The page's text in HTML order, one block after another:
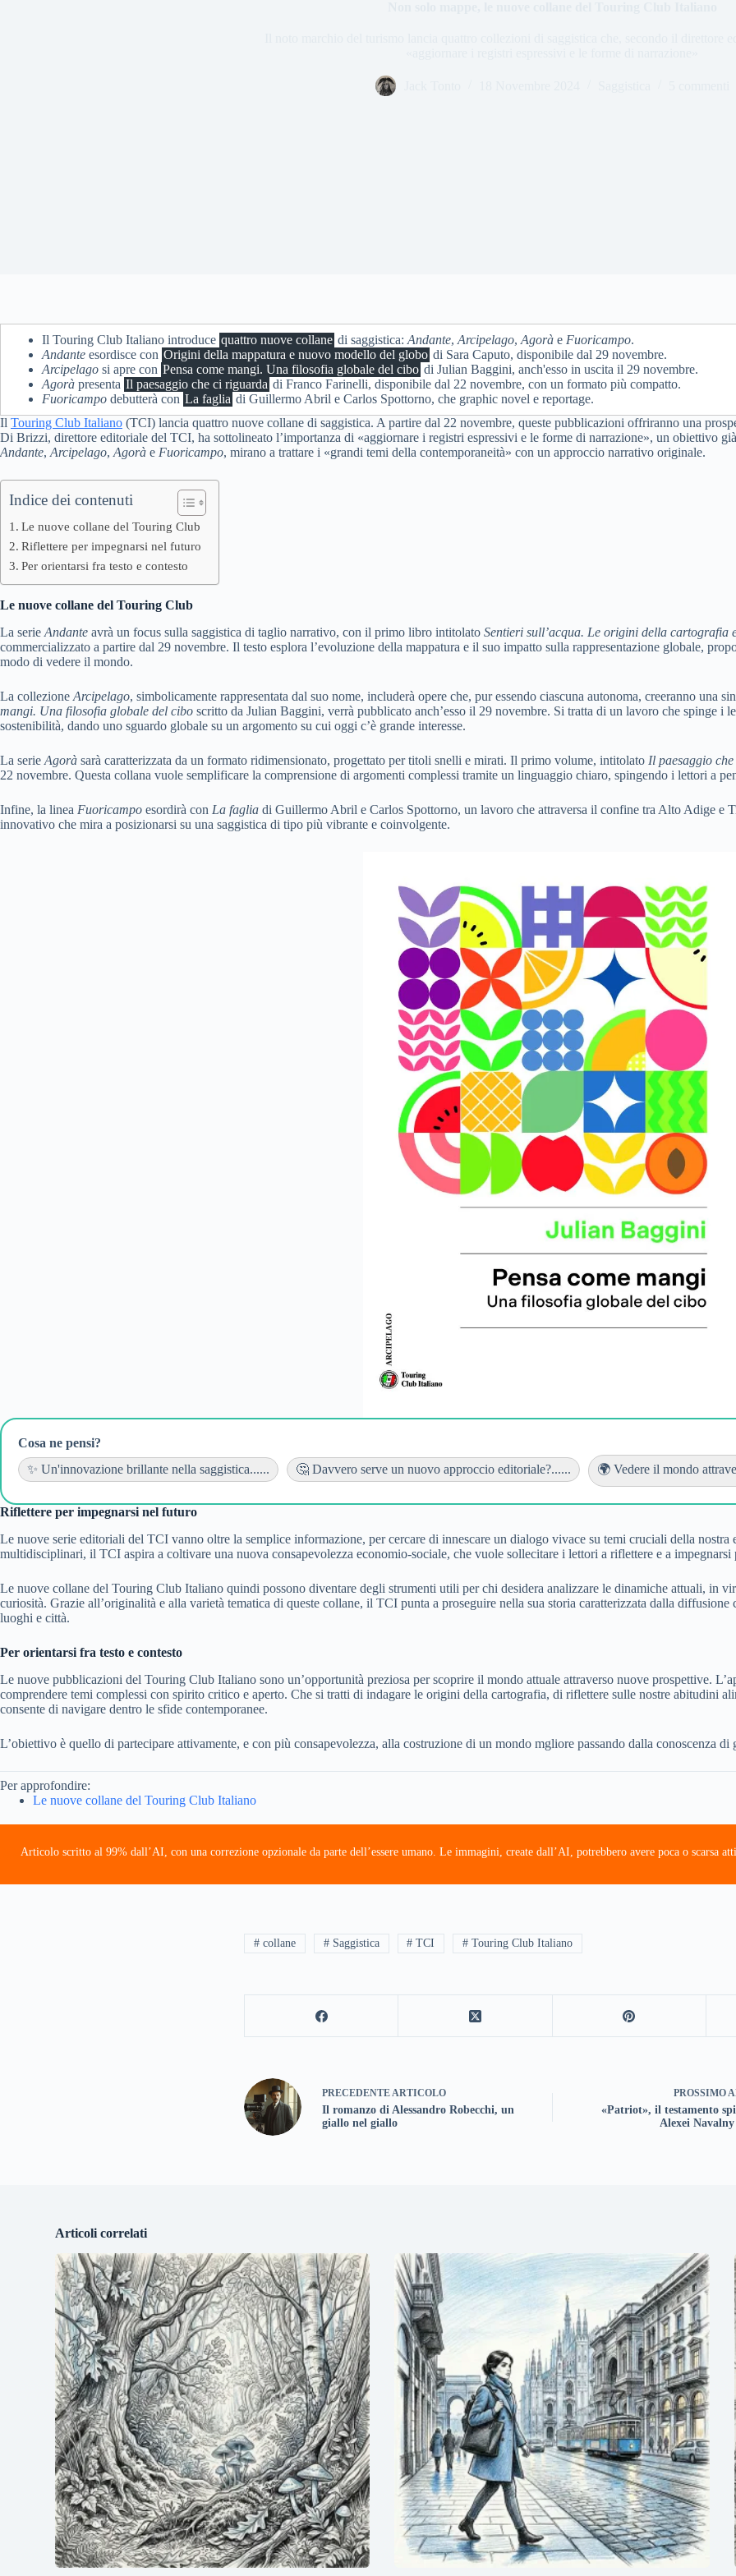
Il Touring Club Italiano introduce quattro nuove collane di saggistica: Andante, Arcipelago, Agorà e Fuoricampo.
Andante esordisce con Origini della mappatura e nuovo modello del globo di Sara Caputo, disponibile dal 29 novembre.
Arcipelago si apre con Pensa come mangi. Una filosofia globale del cibo di Julian Baggini, anch'esso in uscita il 29 novembre.
Agorà presenta Il paesaggio che ci riguarda di Franco Farinelli, disponibile dal 22 novembre, con un formato più compatto.
Fuoricampo debutterà con La faglia di Guillermo Abril e Carlos Spottorno, che graphic novel e reportage.
Il Touring Club Italiano (TCI) lancia quattro nuove collane di saggistica. A partire dal 22 novembre, queste pubblicazioni offriranno una
Di Brizzi, direttore editoriale del TCI, ha sottolineato l’importanza di «aggiornare i registri espressivi e le forme di narrazione», un obiettivo
Andante, Arcipelago, Agorà e Fuoricampo, mirano a trattare i «grandi temi della contemporaneità» con un approccio narrativo originale.
Indice dei contenuti
Le nuove collane del Touring Club
Riflettere per impegnarsi nel futuro
Per orientarsi fra testo e contesto
Le nuove collane del Touring Club
La serie Andante avrà un focus sulla saggistica di taglio narrativo, con il primo libro intitolato Sentieri sull’acqua. Le origini della cartografia
commercializzato a partire dal 29 novembre. Il testo esplora l’evoluzione della mappatura e il suo impatto sulla rappresentazione globale,
modo di vedere il mondo.
La collezione Arcipelago, simbolicamente rappresentata dal suo nome, includerà opere che, pur essendo ciascuna autonoma, creeranno una
mangi. Una filosofia globale del cibo scritto da Julian Baggini, verrà pubblicato anch’esso il 29 novembre. Si tratta di un lavoro che spinge i
sostenibilità, dando uno sguardo globale su un argomento su cui oggi c’è grande interesse.
La serie Agorà sarà caratterizzata da un formato ridimensionato, progettato per titoli snelli e mirati. Il primo volume, intitolato Il paesaggio
22 novembre. Questa collana vuole semplificare la comprensione di argomenti complessi tramite un linguaggio chiaro, spingendo i lettori a
Infine, la linea Fuoricampo esordirà con La faglia di Guillermo Abril e Carlos Spottorno, un lavoro che attraversa il confine tra Alto Adige e
innovativo che mira a posizionarsi su una saggistica di tipo più vibrante e coinvolgente.
Cosa ne pensi?
✨ Un'innovazione brillante nella saggistica......
🤔 Davvero serve un nuovo approccio editoriale?...... 🌍 Vedere il mondo
Riflettere per impegnarsi nel futuro
Le nuove serie editoriali del TCI vanno oltre la semplice informazione, per cercare di innescare un dialogo vivace su temi cruciali della nostra
multidisciplinari, il TCI aspira a coltivare una nuova consapevolezza economio-sociale, che vuole sollecitare i lettori a riflettere e a
Le nuove collane del Touring Club Italiano quindi possono diventare degli strumenti utili per chi desidera analizzare le dinamiche attuali, in
curiosità. Grazie all’originalità e alla varietà tematica di queste collane, il TCI punta a proseguire nella sua storia caratterizzata dalla
luoghi e città.
Per orientarsi fra testo e contesto
Le nuove pubblicazioni del Touring Club Italiano sono un’opportunità preziosa per scoprire il mondo attuale attraverso nuove prospettive.
comprendere temi complessi con spirito critico e aperto. Che si tratti di indagare le origini della cartografia, di riflettere sulle nostre abitudini
consente di navigare dentro le sfide contemporanee.
L’obiettivo è quello di partecipare attivamente, e con più consapevolezza, alla costruzione di un mondo mgliore passando dalla conoscenza
Per approfondire:
Le nuove collane del Touring Club Italiano
Articolo scritto al 99% dall’AI, con una correzione opzionale da parte dell’essere umano. Le immagini, create dall’AI, potrebbero avere poca o scarsa
# collane # Saggistica # TCI # Touring Club Italiano
PRECEDENTEARTICOLO
Il romanzo di Alessandro Robecchi, un
giallo nel giallo
PROSSIMO
«Patriot», il testamento
Alexei
Articoli correlati